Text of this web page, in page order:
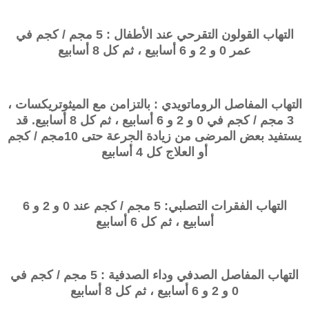
التهاب القولون التقرحي عند الأطفال : 5 مجم / كجم في
عمر 0 ​​و 2 و 6 أسابيع ، ثم كل 8 أسابيع
التهاب المفاصل الروماتويدي : بالتزامن مع الميثوتريكسات ،
3 مجم / كجم في 0 و 2 و 6 أسابيع ، ثم كل 8 أسابيع. قد
يستفيد بعض المرضى من زيادة الجرعة حتى 10
مجم / كجم
أو العلاج كل 4 أسابيع
التهاب الفقرات التصلبي: 5 مجم / كجم عند 0 و 2 و 6
أسابيع ، ثم كل 6 أسابيع
التهاب المفاصل الصدفي وداء الصدفية : 5 مجم / كجم في
0 و 2 و 6 أسابيع ، ثم كل 8 أسابيع